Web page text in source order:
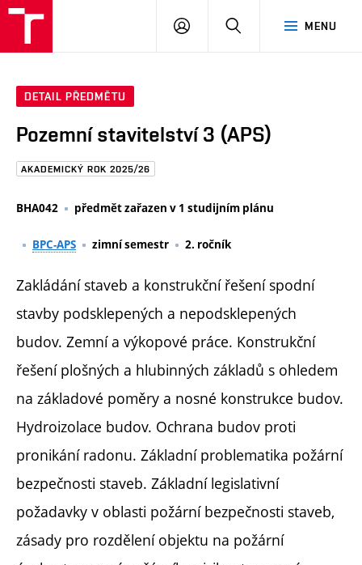
Brno
MENU
PŘIHLÁSIT
DETAIL PŘEDMĚTU
Pozemní stavitelství 3 (APS)
AKADEMICKÝ ROK 2025/26
BHA042 předmět zařazen v 1 studijním plánu
BPC-APS zimní semestr 2. ročník
Zakládání staveb a konstrukční řešení spodní
stavby podsklepených a nepodsklepených
budov. Zemní a výkopové práce. Konstrukční
řešení plošných a hlubinných základů s ohledem
na základové poměry a nosné konstrukce budov.
Hydroizolace budov. Ochrana budov proti
pronikání radonu. Základní problematika požární
bezpečnosti staveb. Základní legislativní
požadavky v oblasti požární bezpečnosti staveb,
zásady pro rozdělení objektu na požární